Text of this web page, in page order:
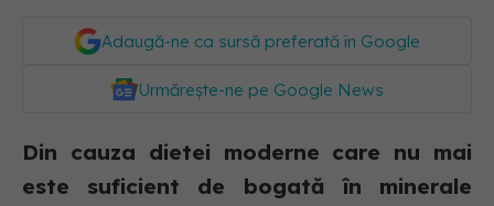
Adaugă-ne ca sursă preferată în Google
Urmărește-ne pe Google News
Din cauza dietei moderne care nu mai
este suficient de bogată în minerale